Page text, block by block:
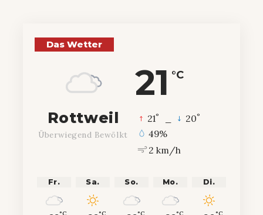
Das Wetter
21 °C
Rottweil
Überwiegend Bewölkt
21° 20°
49%
2 km/h
Fr. Sa. So. Mo. Di.